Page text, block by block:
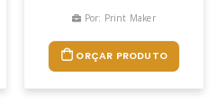
Por: Print Maker
ORÇAR PRODUTO